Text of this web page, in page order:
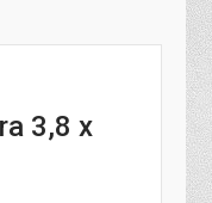
3,8 х